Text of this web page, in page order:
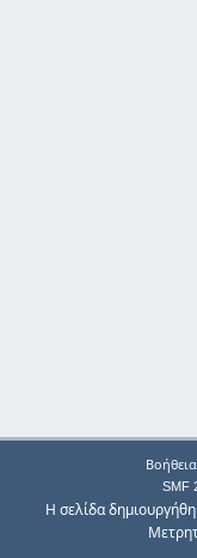
Βοήθεια
SMF
Η σελίδα